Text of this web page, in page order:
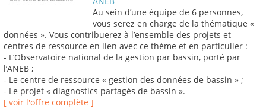
Au sein d’une équipe de 6 personnes,
vous serez en charge de la thématique «
données ». Vous contribuerez à l’ensemble des projets et
centres de ressource en lien avec ce thème et en particulier :
- L’Observatoire national de la gestion par bassin, porté par
l’ANEB ;
- Le centre de ressource « gestion des données de bassin » ;
- Le projet « diagnostics partagés de bassin ».
[ voir l'offre complète ]